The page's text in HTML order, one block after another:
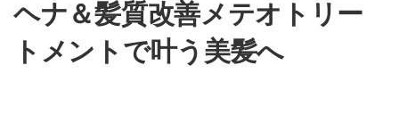
ヘナ＆髪質改善メテオトリー
トメントで叶う美髪へ